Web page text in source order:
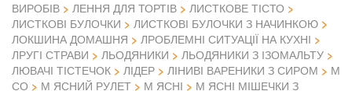
ВИРОБІВ
ЛЕННЯ ДЛЯ ТОРТІВ
ЛИСТКОВЕ ТІСТО
ЛИСТКОВІ БУЛОЧКИ
ЛИСТКОВІ БУЛОЧКИ З НАЧИНКОЮ
ЛОКШИНА ДОМАШНЯ
ЛРОБЛЕМНІ СИТУАЦІЇ НА КУХНІ
ЛРУГІ СТРАВИ
ЛЬОДЯНИКИ
ЛЬОДЯНИКИ З ІЗОМАЛЬТУ
ЛЮВАЧІ ТІСТЕЧОК
ЛІДЕР ЛІНИВІ ВАРЕНИКИ З СИРОМ
М
СО
М ЯСНИЙ РУЛЕТ М ЯСНІ
М ЯСНІ МІШЕЧКИ З